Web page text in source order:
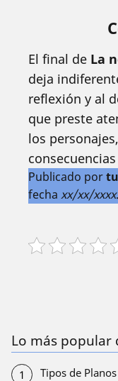
El final de La
deja
reflexión y al
que preste
los
Publicado por
fecha xx/xx/xxxx.
Lo más popular
Tipos de